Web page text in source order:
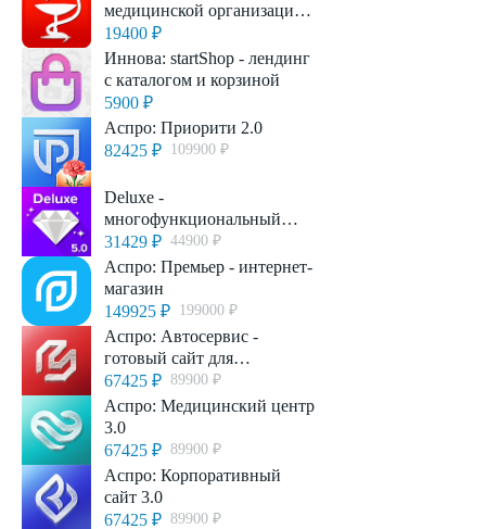
медицинской организации
с версией для
слабовидящих
19400 ₽
Иннова: startShop - лендинг
с каталогом и корзиной
5900 ₽
Аспро: Приорити 2.0
82425 ₽ 109900 ₽
Deluxe -
многофункциональный
интернет-магазин 2 в 1
31429 ₽ 44900 ₽
Аспро: Премьер - интернет-
магазин
149925 ₽ 199000 ₽
Аспро: Автосервис -
готовый сайт для
автомастерских и
шиномонтажей
67425 ₽ 89900 ₽
Аспро: Медицинский центр
3.0
67425 ₽ 89900 ₽
Аспро: Корпоративный
сайт 3.0
67425 ₽ 89900 ₽